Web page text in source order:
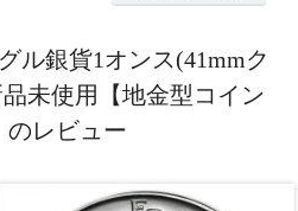
ル銀貨1オンス(41mmク
未使用【地金型コイン
のレビュー